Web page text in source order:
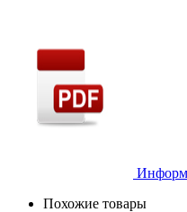
Похожие товары